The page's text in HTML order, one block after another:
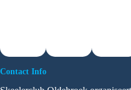
Contact Info